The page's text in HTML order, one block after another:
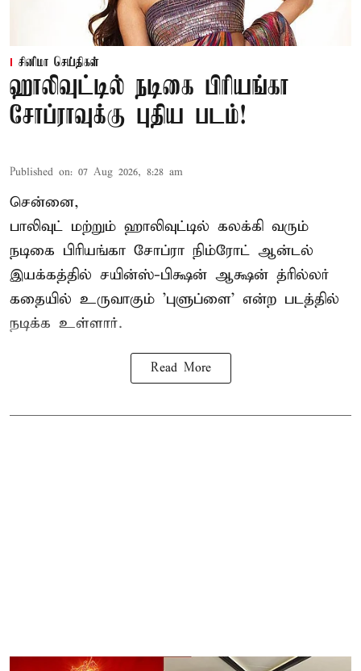
சினிமா செய்திகள்
ஹாலிவுட்டில் நடிகை பிரியங்கா
சோப்ராவுக்கு புதிய படம்!
Published on: 07 Aug 2026, 8:28 am
சென்னை,
பாலிவுட் மற்றும் ஹாலிவுட்டில் கலக்கி வரும்
நடிகை பிரியங்கா சோப்ரா நிம்ரோட் ஆன்டல்
இயக்கத்தில் சயின்ஸ்-பிக்ஷன் ஆக்ஷன் த்ரில்லர்
கதையில் உருவாகும் 'புளுப்ளை' என்ற படத்தில்
நடிக்க உள்ளார்.
Read More